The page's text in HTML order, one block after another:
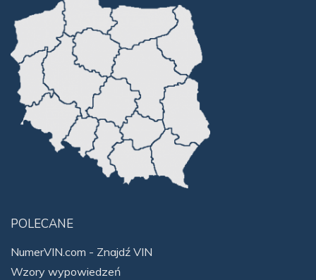
POLECANE
NumerVIN.com - Znajdź VIN
Wzory wypowiedzeń